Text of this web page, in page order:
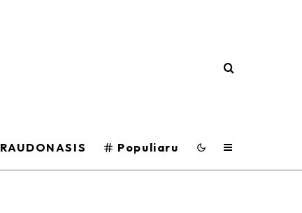
RAUDONASIS Populiaru